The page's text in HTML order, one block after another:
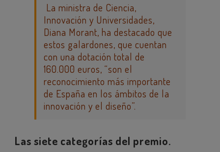
La ministra de Ciencia,
Innovación y Universidades,
Diana Morant, ha destacado que
estos galardones, que cuentan
con una dotación total de
160.000 euros, “son el
reconocimiento más importante
de España en los ámbitos de la
innovación y el diseño”.
Las siete categorías del premio.